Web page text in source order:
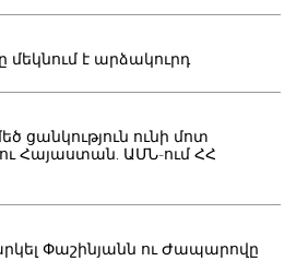
է արձակուրդ
ցանկություն ունի մոտ
Հայաստան. ԱՄՆ-ում ՀՀ
Փաշինյանն ու Ժապարովը
Մանուկյանը դիմել է